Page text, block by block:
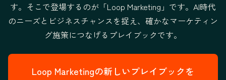
す。そこで登場するのが「Loop Marketing」です。 AI時代
のニーズとビジネスチャンスを捉え、 確かなマーケティン
グ施策につなげるプレイブックです。
Loop Marketingの新しいプレイブックを